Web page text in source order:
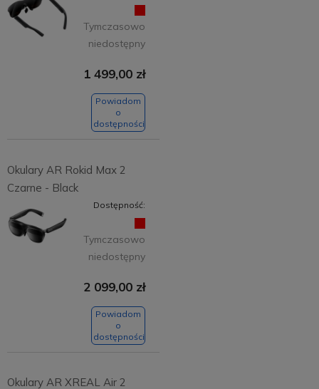
Tymczasowo
niedostępny
1 499,00 zł
Powiadom
o
dostępności
Okulary AR Rokid Max 2
Czarne - Black
Dostępność:
Tymczasowo
niedostępny
2 099,00 zł
Powiadom
o
dostępności
Okulary AR XREAL Air 2